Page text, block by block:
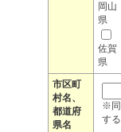
岡山
県
佐賀
県
市区町
村名、
都道府
県名
※同
す